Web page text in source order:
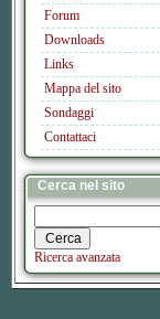
Forum
Downloads
Links
Mappa del sito
Sondaggi
Contattaci
Cerca nel sito
Ricerca avanzata